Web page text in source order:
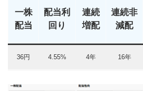
一株
配当
配当利
回り
連続
増配
連続非
減配
36円 4.55% 4年 16年